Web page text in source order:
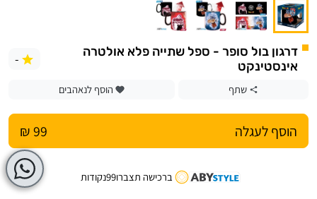
דרגון בול סופר - ספל שתייה פלא אולטרה
אינסטינקט
-
שתף הוסף לנאהבים
הוסף לעגלה 99 ₪
ברכישה תצברו99נקודות